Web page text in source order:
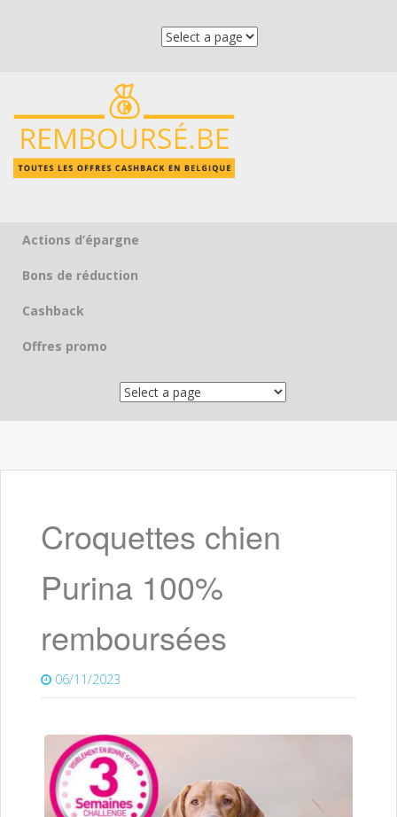
Skip to content
Actions d’épargne
Bons de réduction
Cashback
Offres promo
Croquettes chien
Purina 100%
remboursées
06/11/2023